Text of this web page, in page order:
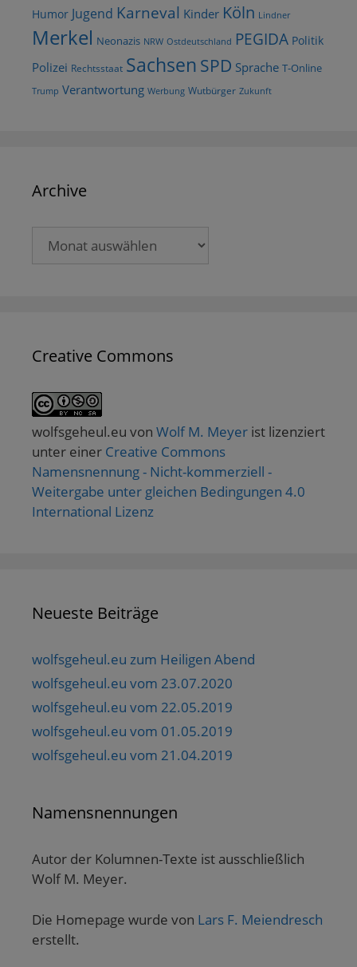
Humor Jugend Karneval Kinder Köln Lindner
Merkel Neonazis NRW Ostdeutschland PEGIDA Politik
Polizei Rechtsstaat Sachsen SPD Sprache T-Online
Trump Verantwortung Werbung Wutbürger Zukunft
Archive
Creative Commons
wolfsgeheul.eu von Wolf M. Meyer ist lizenziert
unter einer Creative Commons
Namensnennung - Nicht-kommerziell -
Weitergabe unter gleichen Bedingungen 4.0
International Lizenz
Neueste Beiträge
wolfsgeheul.eu zum Heiligen Abend
wolfsgeheul.eu vom 23.07.2020
wolfsgeheul.eu vom 22.05.2019
wolfsgeheul.eu vom 01.05.2019
wolfsgeheul.eu vom 21.04.2019
Namensnennungen
Autor der Kolumnen-Texte ist ausschließlich
Wolf M. Meyer.
Die Homepage wurde von Lars F. Meiendresch
erstellt.